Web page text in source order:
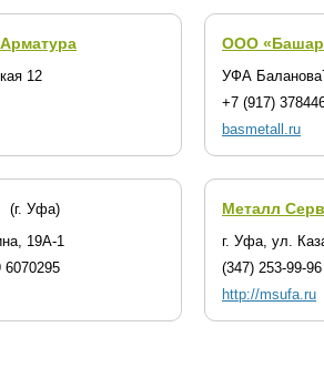
12
OOO
УФА
+7 (917)
basmetall.ru
(г. Уфа)
19А-1
6070295
Металл
г. Уфа, ул.
(347) 253-99-96
http://msufa.ru